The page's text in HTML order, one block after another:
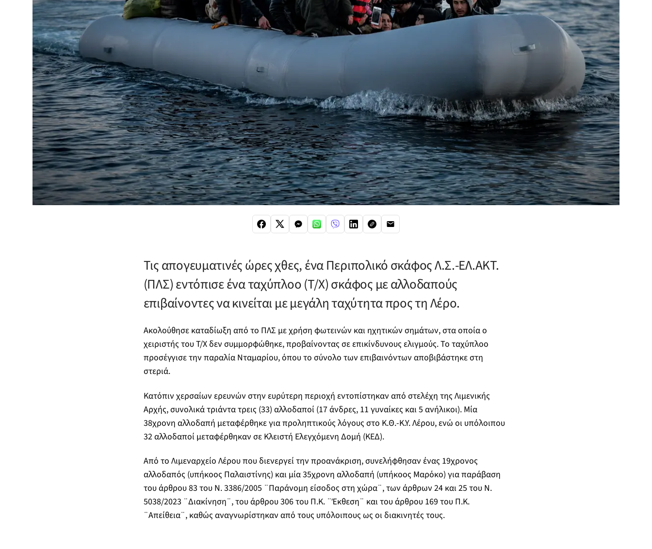
Τις απογευματινές ώρες χθες, ένα Περιπολικό σκάφος Λ.Σ.-ΕΛ.ΑΚΤ.
(ΠΛΣ) εντόπισε ένα ταχύπλοο (Τ/Χ) σκάφος με αλλοδαπούς
επιβαίνοντες να κινείται με μεγάλη ταχύτητα προς τη Λέρο.
Ακολούθησε καταδίωξη από το ΠΛΣ με χρήση φωτεινών και ηχητικών σημάτων, στα οποία ο
χειριστής του Τ/Χ δεν συμμορφώθηκε, προβαίνοντας σε επικίνδυνους ελιγμούς. Το ταχύπλοο
προσέγγισε την παραλία Νταμαρίου, όπου το σύνολο των επιβαινόντων αποβιβάστηκε στη
στεριά.
Κατόπιν χερσαίων ερευνών στην ευρύτερη περιοχή εντοπίστηκαν από στελέχη της Λιμενικής
Αρχής, συνολικά τριάντα τρεις (33) αλλοδαποί (17 άνδρες, 11 γυναίκες και 5 ανήλικοι). Μία
38χρονη αλλοδαπή μεταφέρθηκε για προληπτικούς λόγους στο Κ.Θ.-Κ.Υ. Λέρου, ενώ οι υπόλοιπου
32 αλλοδαποί μεταφέρθηκαν σε Κλειστή Ελεγχόμενη Δομή (ΚΕΔ).
Από το Λιμεναρχείο Λέρου που διενεργεί την προανάκριση, συνελήφθησαν ένας 19χρονος
αλλοδαπός (υπήκοος Παλαιστίνης) και μία 35χρονη αλλοδαπή (υπήκοος Μαρόκο) για παράβαση
του άρθρου 83 του Ν. 3386/2005 ¨Παράνομη είσοδος στη χώρα¨, των άρθρων 24 και 25 του Ν.
5038/2023 ¨Διακίνηση¨, του άρθρου 306 του Π.Κ. ¨Έκθεση¨ και του άρθρου 169 του Π.Κ.
¨Απείθεια¨, καθώς αναγνωρίστηκαν από τους υπόλοιπους ως οι διακινητές τους.